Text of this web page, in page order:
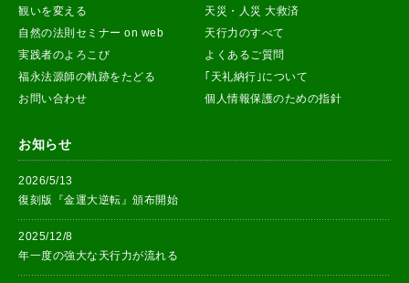
観いを変える
天災・人災 大救済
自然の法則セミナー on web
天行力のすべて
実践者のよろこび
よくあるご質問
福永法源師の軌跡をたどる
｢天礼納行｣について
お問い合わせ
個人情報保護のための指針
お知らせ
2026/5/13
復刻版『金運大逆転』頒布開始
2025/12/8
年一度の強大な天行力が流れる